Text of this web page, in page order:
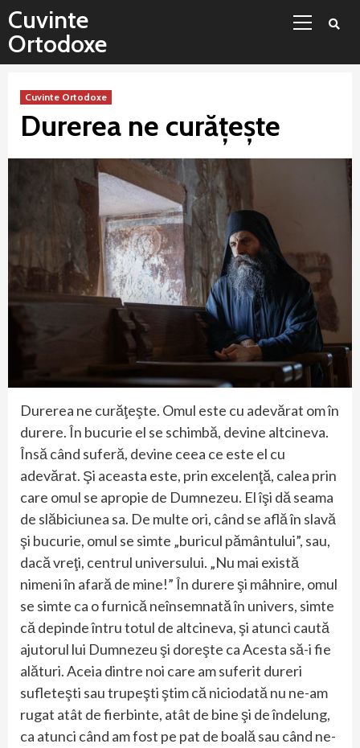
Sari
conținut
Cuvinte
Ortodoxe
Cuvinte Ortodoxe
Durerea ne curăţeşte
Durerea ne curăţeşte. Omul este cu adevărat om în
durere. În bucurie el se schimbă, devine altcineva.
Însă când suferă, devine ceea ce este el cu
adevărat. Şi aceasta este, prin excelenţă, calea prin
care omul se apropie de Dumnezeu. El îşi dă seama
de slăbiciunea sa. De multe ori, când se află în slavă
şi bucurie, omul se simte „buricul pământului”, sau,
dacă vreţi, centrul universului. „Nu mai există
nimeni în afară de mine!” În durere şi mâhnire, omul
se simte ca o furnică neînsemnată în univers, simte
că depinde întru totul de altcineva, şi atunci caută
ajutorul lui Dumnezeu şi doreşte ca Acesta să-i fie
alături. Aceia dintre noi care am suferit dureri
sufleteşti sau trupeşti ştim că niciodată nu ne-am
rugat atât de fierbinte, atât de bine şi de îndelung,
ca atunci când am fost pe pat de boală sau când ne-